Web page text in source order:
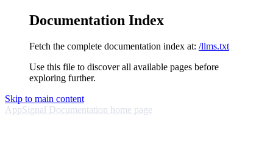
Documentation Index
Fetch the complete documentation index at: /llms.txt
Use this file to discover all available pages before
exploring further.
Skip to main content
AppSignal Documentation home page